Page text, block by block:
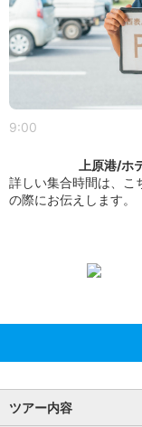
9:00
上原港/ホ
詳しい集合時間は、こ
の際にお伝えします。
ツアー内容